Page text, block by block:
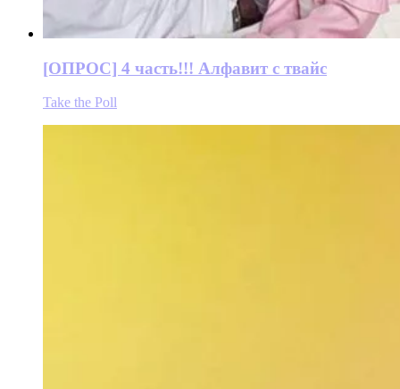
[ОПРОС] 4 часть!!! Алфавит с твайс
Take the Poll